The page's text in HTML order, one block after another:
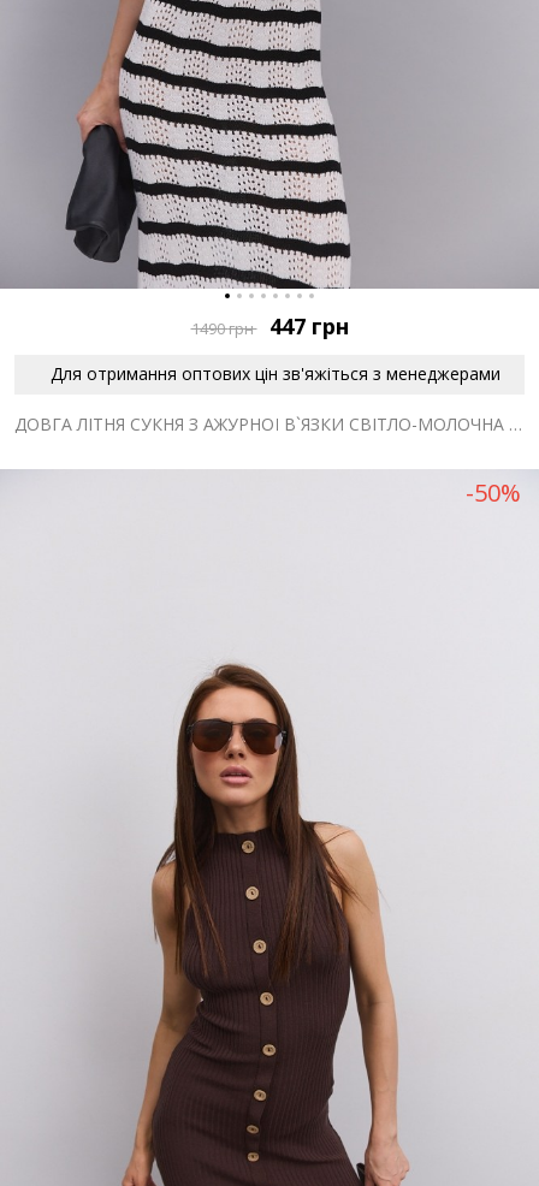
1490грн 447 грн
Для отримання оптових цін зв'яжіться з менеджерами
ДОВГА ЛІТНЯ СУКНЯ З АЖУРНОЇ В`ЯЗКИ СВІТЛО-МОЛОЧНА В ЧОРНУ СМУЖКУ
-50%